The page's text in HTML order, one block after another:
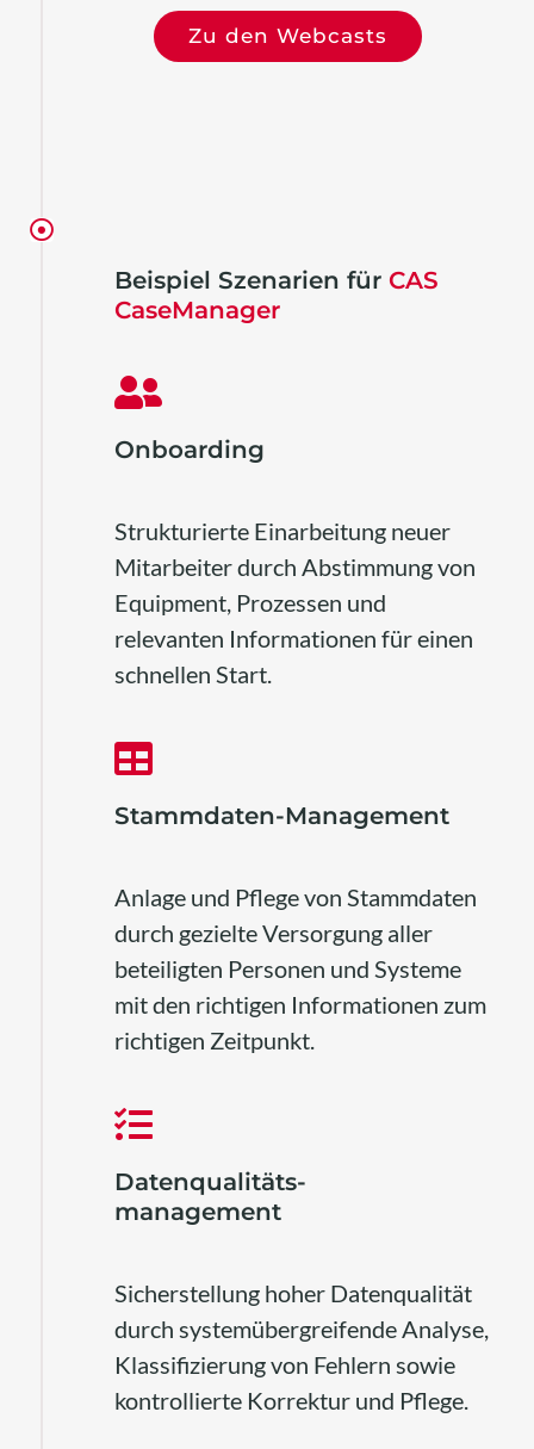
Zu den Webcasts
Beispiel Szenarien für CAS
CaseManager
Onboarding
Strukturierte Einarbeitung neuer
Mitarbeiter durch Abstimmung von
Equipment, Prozessen und
relevanten Informationen für einen
schnellen Start.
Stammdaten-Management
Anlage und Pflege von Stammdaten
durch gezielte Versorgung aller
beteiligten Personen und Systeme
mit den richtigen Informationen zum
richtigen Zeitpunkt.
Datenqualitäts-
management
Sicherstellung hoher Datenqualität
durch systemübergreifende Analyse,
Klassifizierung von Fehlern sowie
kontrollierte Korrektur und Pflege.